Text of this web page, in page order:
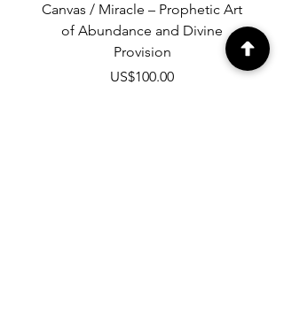
Canvas / Miracle – Prophetic Art
of Abundance and Divine
Provision
가격
US$100.00